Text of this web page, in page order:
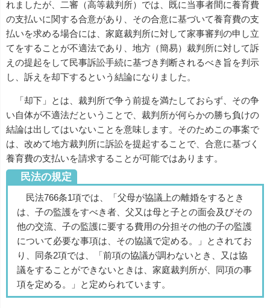
れましたが、二審（高等裁判所）では、既に当事者間に養育費
の支払いに関する合意があり、その合意に基づいて養育費の支
払いを求める場合には、家庭裁判所に対して家事審判の申し立
てをすることが不適法であり、地方（簡易）裁判所に対して訴
えの提起をして民事訴訟手続に基づき判断されるべき旨を判示
し、訴えを却下するという結論になりました。
「却下」とは、裁判所で争う前提を満たしておらず、その争
い自体が不適法だということで、裁判所が何らかの勝ち負けの
結論は出してはいないことを意味します。そのためこの事案で
は、改めて地方裁判所に訴訟を提起することで、合意に基づく
養育費の支払いを請求することが可能ではあります。
民法の規定
民法766条1項では、「父母が協議上の離婚をするとき
は、子の監護をすべき者、父又は母と子との面会及びその
他の交流、子の監護に要する費用の分担その他の子の監護
について必要な事項は、その協議で定める。」とされてお
り、同条2項では、「前項の協議が調わないとき、又は協
議をすることができないときは、家庭裁判所が、同項の事
項を定める。」と定められています。